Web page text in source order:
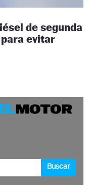
de segunda
evitar